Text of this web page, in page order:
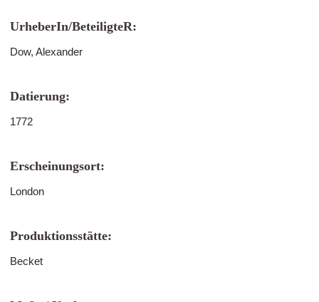
UrheberIn/BeteiligteR:
Dow, Alexander
Datierung:
1772
Erscheinungsort:
London
Produktionsstätte:
Becket